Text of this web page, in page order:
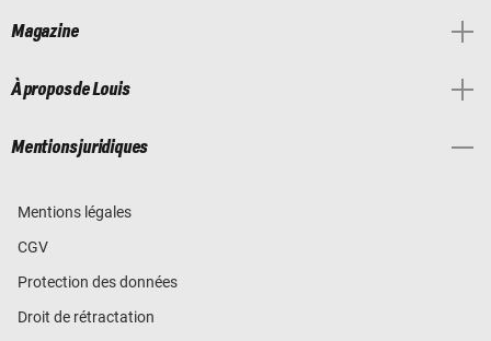
Magazine
À propos de Louis
Mentions juridiques
Mentions légales
CGV
Protection des données
Droit de rétractation